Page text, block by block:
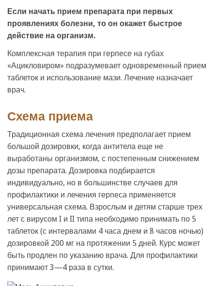
Если начать прием препарата при первых
проявлениях болезни, то он окажет быстрое
действие на организм.
Комплексная терапия при герпесе на губах
«Ацикловиром» подразумевает одновременный прием
таблеток и использование мази. Лечение назначает
врач.
Схема приема
Традиционная схема лечения предполагает прием
большой дозировки, когда антитела еще не
выработаны организмом, с постепенным снижением
дозы препарата. Дозировка подбирается
индивидуально, но в большинстве случаев для
профилактики и лечения герпеса применяется
универсальная схема. Взрослым и детям старше трех
лет с вирусом I и II типа необходимо принимать по 5
таблеток (с интервалами 4 часа днем и 8 часов ночью)
дозировкой 200 мг на протяжении 5 дней. Курс может
быть продлен по указанию врача. Для профилактики
принимают 3—4 раза в сутки.